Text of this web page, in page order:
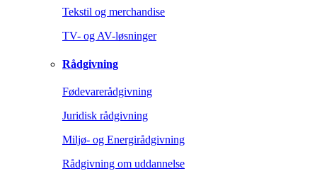
Tekstil og merchandise
TV- og AV-løsninger
Rådgivning
Fødevarerådgivning
Juridisk rådgivning
Miljø- og Energirådgivning
Rådgivning om uddannelse